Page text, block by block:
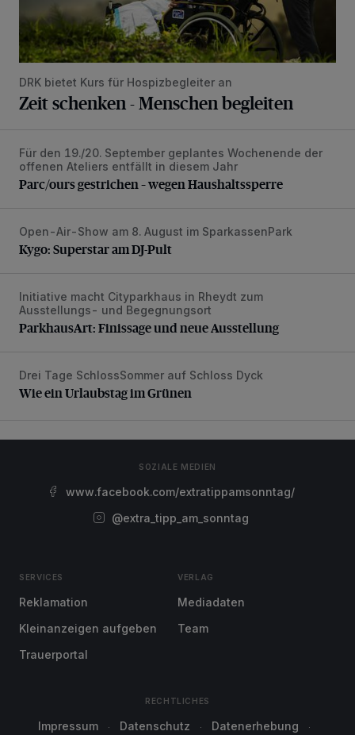
DRK bietet Kurs für Hospizbegleiter an
Zeit schenken - Menschen begleiten
Parc/ours gestrichen – wegen Haushaltssperre
Für den 19./20. September geplantes Wochenende der
offenen Ateliers entfällt in diesem Jahr
Parc/ours gestrichen – wegen Haushaltssperre
Kygo: Superstar am DJ-Pult
Open-Air-Show am 8. August im SparkassenPark
Kygo: Superstar am DJ-Pult
ParkhausArt: Finissage und neue Ausstellung
Initiative macht Cityparkhaus in Rheydt zum
Ausstellungs- und Begegnungsort
ParkhausArt: Finissage und neue Ausstellung
Wie ein Urlaubstag im Grünen
Drei Tage SchlossSommer auf Schloss Dyck
Wie ein Urlaubstag im Grünen
SOZIALE MEDIEN
www.facebook.com/extratippamsonntag/
@extra_tipp_am_sonntag
SERVICES
Reklamation
Kleinanzeigen aufgeben
Trauerportal
VERLAG
Mediadaten
Team
RECHTLICHES
Impressum Datenschutz Datenerhebung